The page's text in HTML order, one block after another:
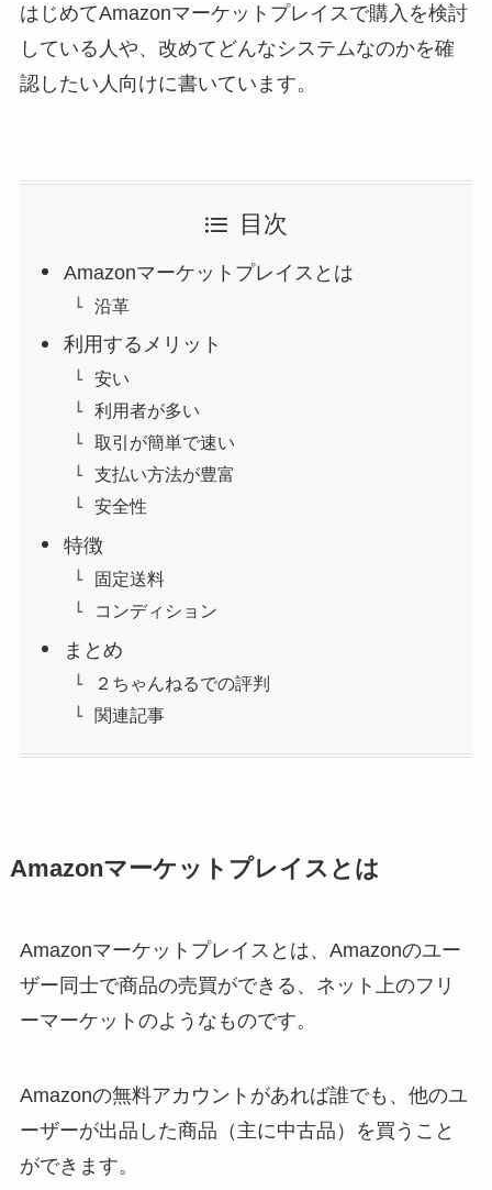
はじめてAmazonマーケットプレイスで購入を検討
している人や、改めてどんなシステムなのかを確
認したい人向けに書いています。
目次
Amazonマーケットプレイスとは
沿革
利用するメリット
安い
利用者が多い
取引が簡単で速い
支払い方法が豊富
安全性
特徴
固定送料
コンディション
まとめ
２ちゃんねるでの評判
関連記事
Amazonマーケットプレイスとは
Amazonマーケットプレイスとは、Amazonのユー
ザー同士で商品の売買ができる、ネット上のフリ
ーマーケットのようなものです。
Amazonの無料アカウントがあれば誰でも、他のユ
ーザーが出品した商品（主に中古品）を買うこと
ができます。